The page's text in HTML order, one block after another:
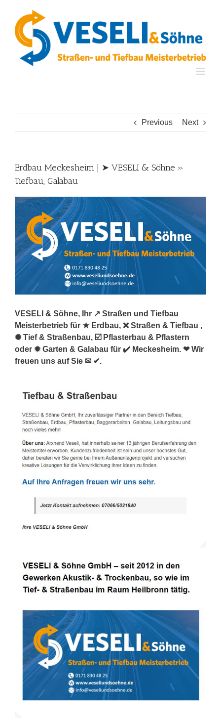
content
Previous Next
Erdbau Meckesheim | ➤ VESELI & Söhne »
Tiefbau, Galabau
VESELI & Söhne, Ihr ↗️ Straßen und Tiefbau
Meisterbetrieb für ★ Erdbau, ❌ Straßen & Tiefbau ,
✺ Tief & Straßenbau, ☑️ Pflasterbau & Pflastern
oder ✹ Garten & Galabau für ✔️ Meckesheim. ❤ Wir
freuen uns auf Sie ✉ ✔.